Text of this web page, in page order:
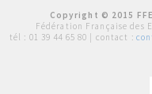
Copyright © 2015
Fédération Française des
tél : 01 39 44 65 80 | contact :